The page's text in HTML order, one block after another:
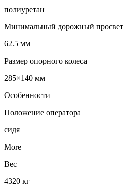
полиуретан
Минимальный дорожный просвет
62.5 мм
Размер опорного колеса
285×140 мм
Особенности
Положение оператора
сидя
More
Вес
4320 кг